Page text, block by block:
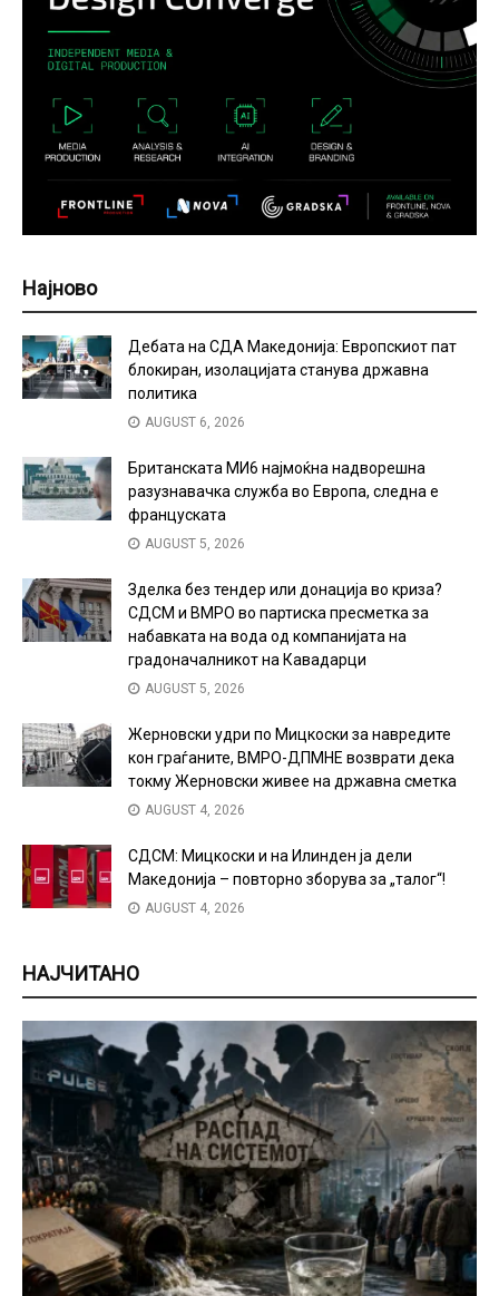
Најново
Дебата на СДА Македонија: Европскиот пат
блокиран, изолацијата станува државна
политика
AUGUST 6, 2026
Британската МИ6 најмоќна надворешна
разузнавачка служба во Европа, следна е
француската
AUGUST 5, 2026
Зделка без тендер или донација во криза?
СДСМ и ВМРО во партиска пресметка за
набавката на вода од компанијата на
градоначалникот на Кавадарци
AUGUST 5, 2026
Жерновски удри по Мицкоски за навредите
кон граѓаните, ВМРО-ДПМНЕ возврати дека
токму Жерновски живее на државна сметка
AUGUST 4, 2026
СДСМ: Мицкоски и на Илинден ја дели
Македонија – повторно зборува за „талог“!
AUGUST 4, 2026
НАЈЧИТАНО